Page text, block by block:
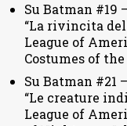
Su Batman #19
“La rivincita
League of
Costumes of
Su Batman #21
“Le creature
League of